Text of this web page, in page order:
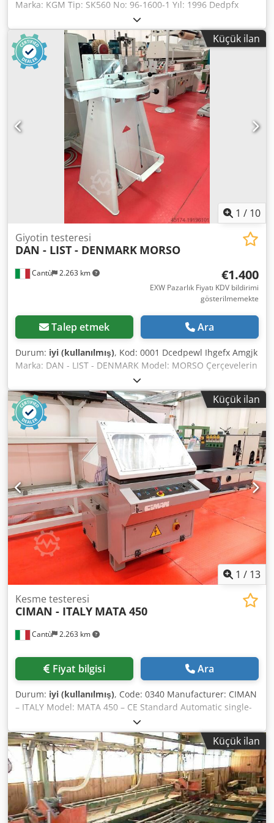
Marka: KGM Tip: SK560 No: 96-1600-1 Yıl: 1996 Dedpfx
Amjzl Tuvogeck Geniş kesme kapasitesine sahip çapraz
kesme testeresi; testere koruması ve boşaltma kolları için
hidrolik besleme sistemi ve salınımlı hareket eden bir
testere bıçağına sahiptir; lamine ahşap kirişler gibi ağır ve
uzun iş parçaları için uygundur. TEKNİK VERİLER Besleme
konveyörü: 6 metre, 600 mm silindirler Hidrolik güç
ünitesine sahip çapraz kesme testeresi Kesme kapasitesi
(yaklaşık): 200 x 600 mm (yükseklik x genişlik) Boşaltma
konveyörü: 8 metre, 600 mm silindirler + ek 2 metrelik
konveyör bölümü Güç: 400 V, 50 Hz, 3 faz
Küçük ilan
1 / 10
Cantù 2.263 km
Giyotin testeresi
DAN - LIST - DENMARK MORSO
€1.400
EXW Pazarlık Fiyatı KDV bildirimi
gösterilmemekte
Talep etmek Ara
Durum: iyi (kullanılmış), Kod: 0001 Dcedpewl Ihgefx Amgjk
Marka: DAN - LIST - DENMARK Model: MORSO Çerçevelerin
her iki tarafını 45° kesmek için pedallı giyotin testere
Teknik veriler: Kesilecek çubuğun maksimum genişliği cm
10 Çubuğun maksimum yüksekliği cm 16 Sağ destek
tablasının uzunluğu cm 80 Çelik bıçak çifti Destek
yüzeyinin yerden yüksekliği cm 83 3 milimetrelik terazili
ölçüm sistemi Monte edilmiş makinenin genel boyutları
mm 1750 x 550 x 950 h Taşıma için genel boyutlar mm 650
x 550 x 950 h Ağırlık kg 90
Küçük ilan
1 / 13
Cantù 2.263 km
Kesme testeresi
CIMAN - ITALY MATA 450
Fiyat bilgisi Ara
Durum: iyi (kullanılmış), Code: 0340 Manufacturer: CIMAN
– ITALY Model: MATA 450 – CE Standard Automatic single-
head crosscut saw for aluminium with double-angle
capability, equipped with roller conveyors on both the left
and right sides – compliant with CE Standard. Technical
specifications: - Blade diameter: 450 mm, bore: 32 mm -
Motor: 3 HP, 2800 RPM - Cutting capacities: at 90° – 90 x
190 mm; at 45° – 90 x 125 mm - Pneumatically operated
profile clamping, blade lubrication, and feed Dcjdpsyv Il
Hsfx Amgek - Double head rotation: +/- 22.5° / 45° / 90° via
Küçük ilan